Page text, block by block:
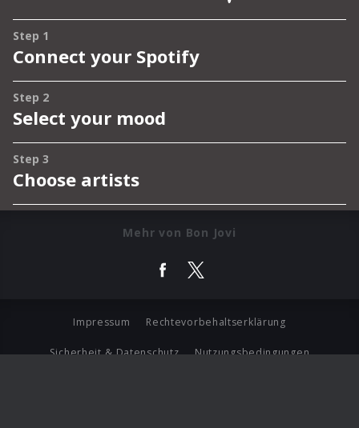
Mehr von Bon Jovi
Impressum Rechtevorbehaltserklärung
Sicherheit & Datenschutz Nutzungsbedingungen